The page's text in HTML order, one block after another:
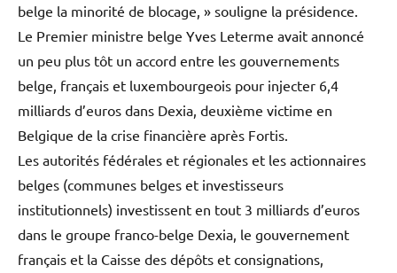
belge la minorité de blocage, » souligne la présidence.
Le Premier ministre belge Yves Leterme avait annoncé
un peu plus tôt un accord entre les gouvernements
belge, français et luxembourgeois pour injecter 6,4
milliards d’euros dans Dexia, deuxième victime en
Belgique de la crise financière après Fortis.
Les autorités fédérales et régionales et les actionnaires
belges (communes belges et investisseurs
institutionnels) investissent en tout 3 milliards d’euros
dans le groupe franco-belge Dexia, le gouvernement
français et la Caisse des dépôts et consignations,